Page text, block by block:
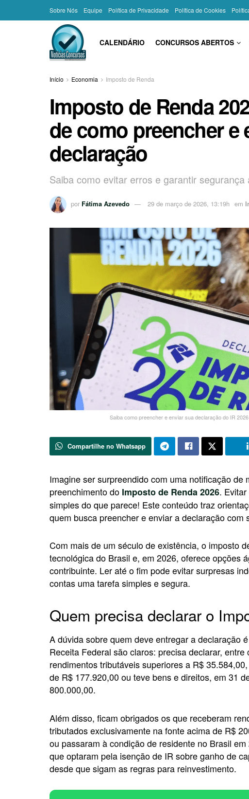
Sobre Nós Equipe Política de Privacidade Política de Cookies
CALENDÁRIO CONCURSOS ABERTOS
Início Economia Imposto de Renda
Imposto de Renda
de como preencher e
declaração
Saiba como evitar erros e garantir
por Fátima Azevedo 29 de março de 2026, 13:19h em
Saiba como preencher e enviar sua declaração do IR
Compartilhe no Whatsapp
Imagine ser surpreendido com uma notificação de
preenchimento do Imposto de Renda 2026.
simples do que parece! Este conteúdo traz
quem busca preencher e enviar a declaração com
Com mais de um século de existência, o imposto
tecnológica do Brasil e, em 2026, oferece opções
contribuinte. Ler até o fim pode evitar surpresas
contas uma tarefa simples e segura.
Quem precisa declarar o
A dúvida sobre quem deve entregar a declaração
Receita Federal são claros: precisa declarar,
rendimentos tributáveis superiores a R$
de R$ 177.920,00 ou teve bens e direitos, em 31
800.000,00.
Além disso, ficam obrigados os que receberam
tributados exclusivamente na fonte acima de R$
ou passaram à condição de residente no Brasil
que optaram pela isenção de IR sobre ganho de
desde que sigam as regras para reinvestimento.